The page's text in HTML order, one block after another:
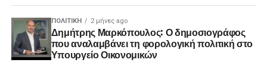
ΠΟΛΙΤΙΚΉ 2 μήνες ago
Δημήτρης Μαρκόπουλος: Ο δημοσιογράφος
που αναλαμβάνει τη φορολογική πολιτική στο
Υπουργείο Οικονομικών